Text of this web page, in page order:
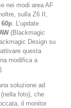
nei modi area AF
sulla Z6 II,
60p . L’update
(Blackmagic
Design su
questa
modifica a
soluzione ad
(nella foto), che
il monitor